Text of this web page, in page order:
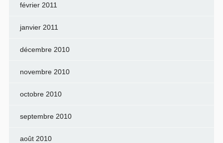
février 2011
janvier 2011
décembre 2010
novembre 2010
octobre 2010
septembre 2010
août 2010